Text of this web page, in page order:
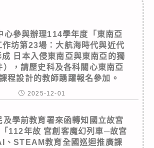
心參與辦理114學年度「東南亞
作坊第23場：大航海時代與近代
成 日本入侵東南亞與東南亞的獨
），請歷史科及各科關心東南亞
程設計的教師踴躍報名參加。
2025-12-01
及學前教育署來函轉知國立故宮
112年故 宮創客魔幻列車─故宮
、STEAM教育全國巡迴推廣課